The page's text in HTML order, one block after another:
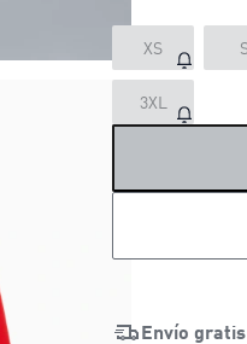
XS
3XL
Envío